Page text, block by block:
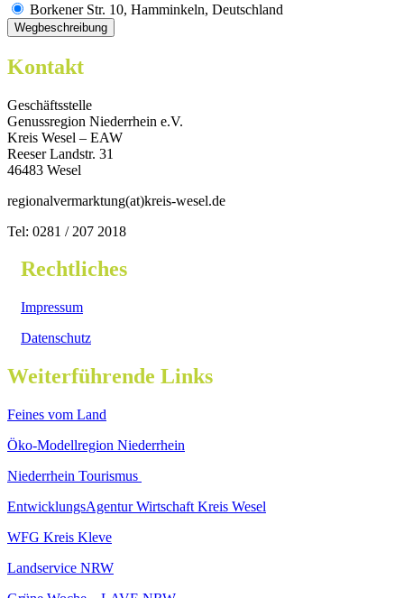
Borkener Str. 10, Hamminkeln, Deutschland
Kontakt
Geschäftsstelle
Genussregion Niederrhein e.V.
Kreis Wesel – EAW
Reeser Landstr. 31
46483 Wesel
regionalvermarktung(at)kreis-wesel.de
Tel: 0281 / 207 2018
Rechtliches
Impressum
Datenschutz
Weiterführende Links
Feines vom Land
Öko-Modellregion Niederrhein
Niederrhein Tourismus
EntwicklungsAgentur Wirtschaft Kreis Wesel
WFG Kreis Kleve
Landservice NRW